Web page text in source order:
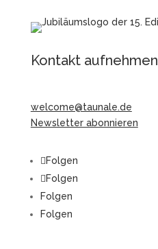
Kontakt aufnehmen
welcome@taunale.de
Newsletter abonnieren
Folgen
Folgen
Folgen
Folgen